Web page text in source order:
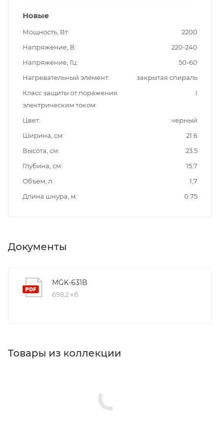
Новые
Мощность, Вт
2200
Напряжение, В
220-240
Напряжение, Гц
50-60
Нагревательный элемент
закрытая спираль
Класс защиты от поражения
электрическим током
I
Цвет
черный
Ширина, см
21.6
Высота, см
23.5
Глубина, см
15.7
Объем, л
1,7
Длина шнура, м
0.75
Документы
MGK-631B
698,2 кб
Товары из коллекции